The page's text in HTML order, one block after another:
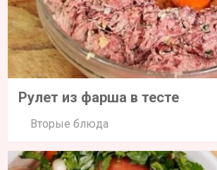
Рулет из фарша в тесте
Вторые блюда